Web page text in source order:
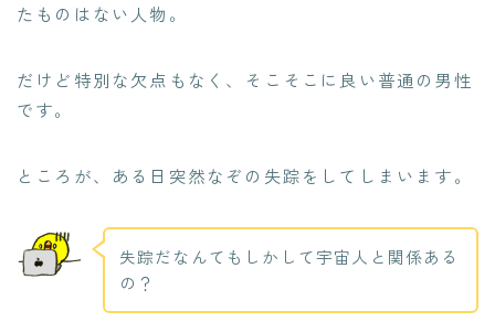
たものはない人物。
だけど特別な欠点もなく、そこそこに良い普通の男性
です。
ところが、ある日突然なぞの失踪をしてしまいます。
失踪だなんてもしかして宇宙人と関係ある
の？